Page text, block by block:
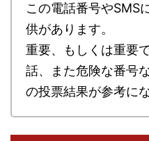
この電話番号やSMS
供があります。
重要、もしくは重要
話、また危険な番号
の投票結果が参考に